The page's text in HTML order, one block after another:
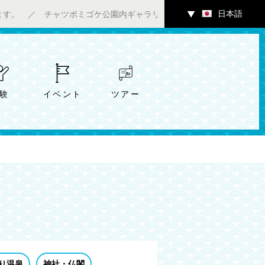
ミゴケ公園内ギャラリーにて7/4（土）～アート企画展「風穴」
▼ 日本語
イベント ツアー